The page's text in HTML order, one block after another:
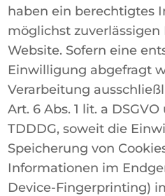
haben ein berechtigtes
möglichst
Website. Sofern eine
Einwilligung abgefragt
Verarbeitung
Art. 6 Abs. 1 lit. a DSGVO
TDDDG, soweit die
Speicherung von
Informationen im
Device-Fingerprinting)